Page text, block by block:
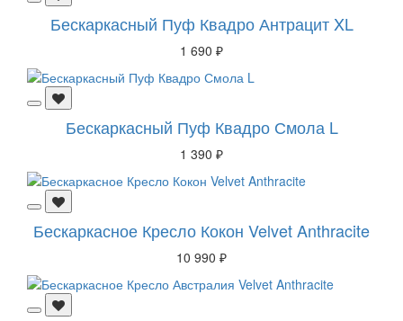
Бескаркасный Пуф Квадро Антрацит XL
1 690 ₽
Бескаркасный Пуф Квадро Смола L
1 390 ₽
Бескаркасное Кресло Кокон Velvet Anthracite
10 990 ₽